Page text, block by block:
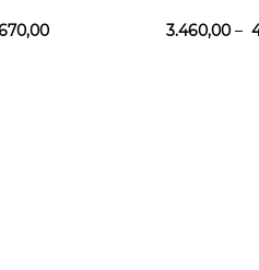
3.460,00 –